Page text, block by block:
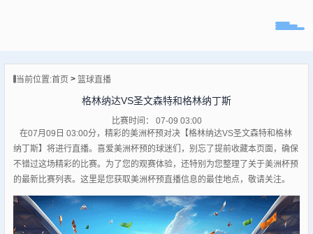
播
队
当前位置:首页> 篮球直播
格林纳达VS圣文森特和格林纳丁斯
比赛时间： 07-09 03:00
在07月09日 03:00分，精彩的美洲杯预对决【格林纳达VS圣文森特和格林
纳丁斯】将进行直播。喜爱美洲杯预的球迷们，别忘了提前收藏本页面，确保
不错过这场精彩的比赛。为了您的观赛体验，还特别为您整理了关于美洲杯预
的最新比赛列表。这里是您获取美洲杯预直播信息的最佳地点，敬请关注。